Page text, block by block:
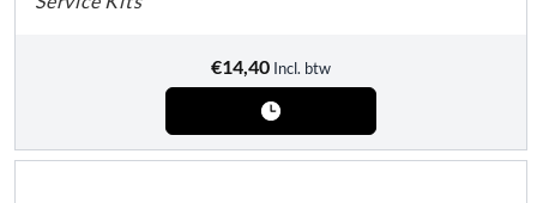
€14,40 Incl. btw